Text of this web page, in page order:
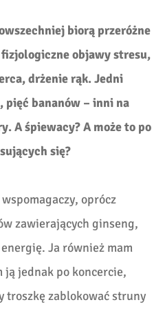
biorą przeróżne
objawy stresu,
drżenie rąk. Jedni
bananów – inni na
A śpiewacy? A może to po
się?
oprócz
zawierających ginseng,
Ja również mam
ją jednak po koncercie,
troszkę zablokować struny